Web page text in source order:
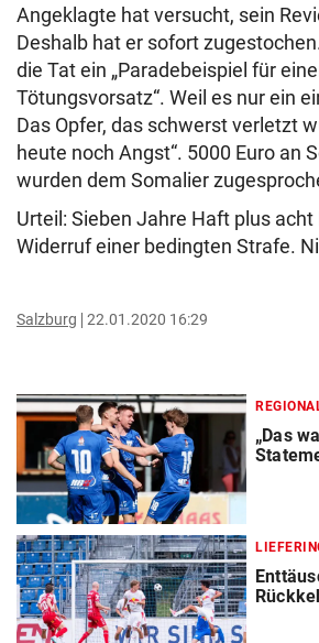
Angeklagte hat versucht, sein
Deshalb hat er sofort
die Tat ein „Paradebeispiel für
Tötungsvorsatz“. Weil es nur ein
Das Opfer, das schwerst verletzt
heute noch Angst“. 5000 Euro an
wurden dem Somalier
Urteil: Sieben Jahre Haft plus
Widerruf einer bedingten Strafe.
Salzburg 22.01.2020 16:29
„Das